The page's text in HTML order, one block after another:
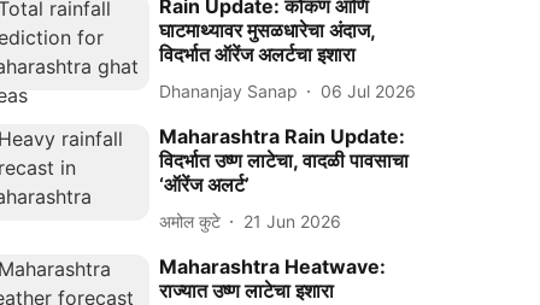
Rain Update: कोकण आणि
घाटमाथ्यावर मुसळधारेचा अंदाज,
विदर्भात ऑरेंज अलर्टचा इशारा
Dhananjay Sanap 06 Jul 2026
Maharashtra Rain Update:
विदर्भात उष्ण लाटेचा, वादळी पावसाचा
‘ऑरेंज अलर्ट’
अमोल कुटे 21 Jun 2026
Maharashtra Heatwave:
राज्यात उष्ण लाटेचा इशारा